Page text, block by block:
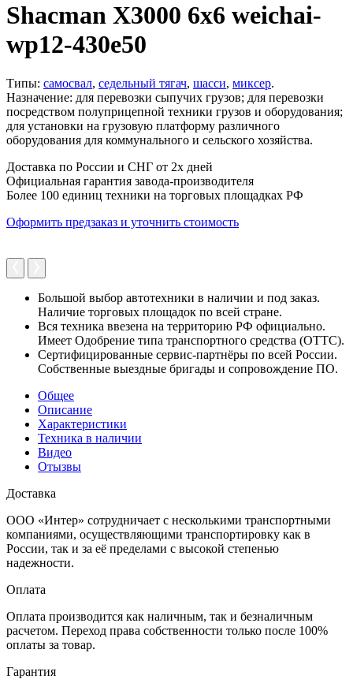
Shacman X3000 6x6 weichai-
wp12-430e50
Типы: самосвал, седельный тягач, шасси, миксер.
Назначение: для перевозки сыпучих грузов; для перевозки
посредством полуприцепной техники грузов и оборудования;
для установки на грузовую платформу различного
оборудования для коммунального и сельского хозяйства.
Доставка по России и СНГ от 2х дней
Официальная гарантия завода-производителя
Более 100 единиц техники на торговых площадках РФ
Оформить предзаказ и уточнить стоимость
Большой выбор автотехники в наличии и под заказ.
Наличие торговых площадок по всей стране.
Вся техника ввезена на территорию РФ официально.
Имеет Одобрение типа транспортного средства (ОТТС).
Сертифицированные сервис-партнёры по всей России.
Собственные выездные бригады и сопровождение ПО.
Общее
Описание
Характеристики
Техника в наличии
Видео
Отызвы
Доставка
ООО «Интер» сотрудничает с несколькими транспортными
компаниями, осуществляющими транспортировку как в
России, так и за её пределами с высокой степенью
надежности.
Оплата
Оплата производится как наличным, так и безналичным
расчетом. Переход права собственности только после 100%
оплаты за товар.
Гарантия